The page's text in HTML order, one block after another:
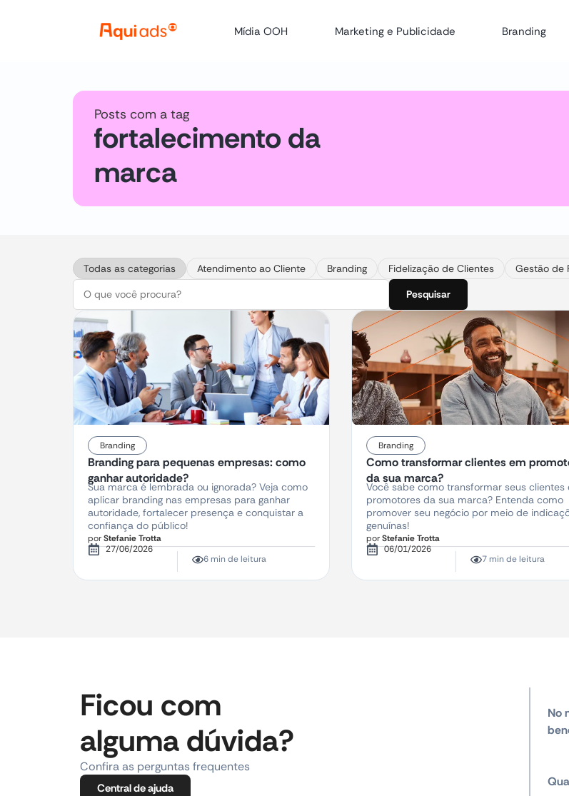
Mídia OOH Marketing e Publicidade Branding
Posts com a tag
fortalecimento da
marca
Todas as categorias Atendimento ao Cliente Branding Fidelização de Clientes Gestão de
Pesquisar
Branding
Branding para pequenas empresas: como
ganhar autoridade?
Sua marca é lembrada ou ignorada? Veja como
aplicar branding nas empresas para ganhar
autoridade, fortalecer presença e conquistar a
confiança do público!
porStefanie Trotta
27/06/2026
6 min de leitura
Branding
Como transformar clientes em
da sua marca?
Você sabe como transformar seus clientes
promotores da sua marca? Entenda como
promover seu negócio por meio de
genuínas!
porStefanie Trotta
06/01/2026
7 min de leitura
Ficou com
alguma dúvida?
Confira as perguntas frequentes
Central de ajuda
No